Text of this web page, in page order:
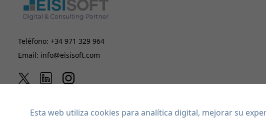
Teléfono: +34 971 329 964
Email: info@eisisoft.com
Esta web utiliza cookies para analítica digital, mejorar su